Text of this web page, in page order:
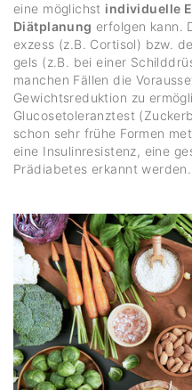
eine möglichst individuelle
Diätplanung erfolgen kann.
ex­zess (z.B. Cortisol) bzw.
gels (z.B. bei einer
manchen Fällen die
Gewichts­re­duk­tion zu
Gluco­se­to­le­ranz­test
schon sehr frühe Formen
eine Insu­lin­re­sis­tenz, eine
Präd­ia­betes erkannt werden.